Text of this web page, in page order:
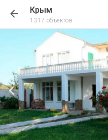
Крым
1317 объектов